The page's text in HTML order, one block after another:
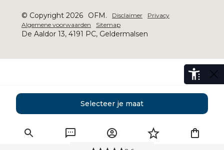
Selecteer je maat
© Copyright 2026 OFM. Disclaimer
Privacy
Algemene voorwaarden
Sitemap
De Aaldor 13, 4191 PC, Geldermalsen